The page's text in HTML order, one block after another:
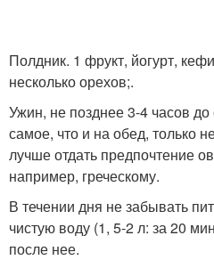
Полдник. 1 фрукт, йогурт,
несколько орехов;.
Ужин, не позднее 3-4 часов
самое, что и на обед, только
лучше отдать предпочтение
например, греческому.
В течении дня не забывать
чистую воду (1, 5-2 л: за 20
после нее.